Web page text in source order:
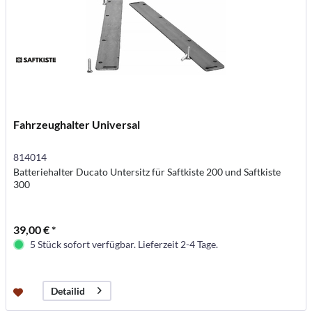
Fahrzeughalter Universal
814014
Batteriehalter Ducato Untersitz für Saftkiste 200 und Saftkiste
300
39,00 € *
5 Stück sofort verfügbar. Lieferzeit 2-4 Tage.
Detailid